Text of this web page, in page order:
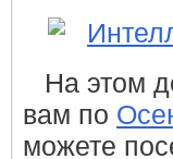
На этом
вам по
можете